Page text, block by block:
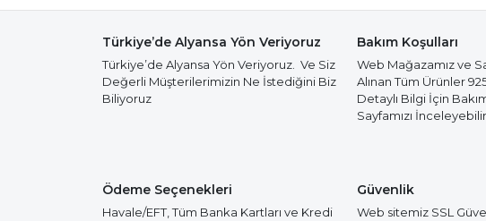
Türkiye’de Alyansa Yön Veriyoruz
Türkiye’de Alyansa Yön Veriyoruz. Ve Siz
Değerli Müşterilerimizin Ne İstediğini Biz
Biliyoruz
Bakım Koşulları
Web Mağazamız ve
Alınan Tüm Ürünler
Detaylı Bilgi İçin
Sayfamızı
Ödeme Seçenekleri
Havale/EFT, Tüm Banka Kartları ve Kredi
Güvenlik
Web sitemiz SSL